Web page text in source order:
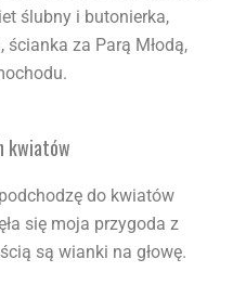
ślubny i butonierka,
ścianka za Parą Młodą,
kwiatów
do kwiatów
się moja przygoda z
są wianki na głowę.